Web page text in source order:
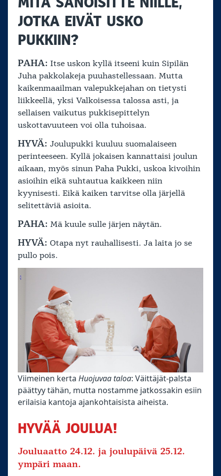
JOTKA EIVÄT USKO
PUKKIIN?
PAHA: Itse uskon kyllä itseeni kuin Sipilän
Juha pakkolakeja puuhastellessaan. Mutta
kaikenmaailman valepukkejahan on tietysti
liikkeellä, yksi Valkoisessa talossa asti, ja
sellaisen vaikutus pukkisepittelyn
uskottavuuteen voi olla tuhoisaa.
HYVÄ: Joulupukki kuuluu suomalaiseen
perinteeseen. Kyllä jokaisen kannattaisi joulun
aikaan, myös sinun Paha Pukki, uskoa kivoihin
asioihin eikä suhtautua kaikkeen niin
kyynisesti. Eikä kaiken tarvitse olla järjellä
selitettäviä asioita.
PAHA: Mä kuule sulle järjen näytän.
HYVÄ: Otapa nyt rauhallisesti. Ja laita jo se
pullo pois.
Viimeinen kerta Huojuvaa taloa: Väittäjät-palsta
päättyy tähän, mutta nostamme jatkossakin esiin
erilaisia kantoja ajankohtaisista aiheista.
HYVÄÄ JOULUA!
Jouluaatto 24.12. ja joulupäivä 25.12.
ympäri maan.